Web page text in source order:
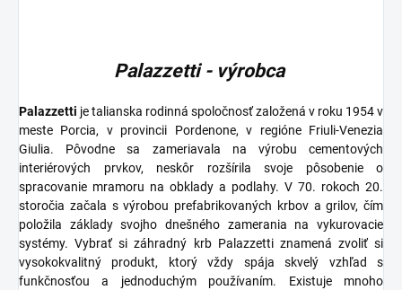
Palazzetti - výrobca
Palazzetti je talianska rodinná spoločnosť založená v roku 1954 v
meste Porcia, v provincii Pordenone, v regióne Friuli-Venezia
Giulia. Pôvodne sa zameriavala na výrobu cementových
interiérových prvkov, neskôr rozšírila svoje pôsobenie o
spracovanie mramoru na obklady a podlahy. V 70. rokoch 20.
storočia začala s výrobou prefabrikovaných krbov a grilov, čím
položila základy svojho dnešného zamerania na vykurovacie
systémy. Vybrať si záhradný krb Palazzetti znamená zvoliť si
vysokokvalitný produkt, ktorý vždy spája skvelý vzhľad s
funkčnosťou a jednoduchým používaním. Existuje mnoho